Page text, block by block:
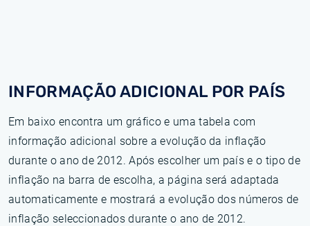
INFORMAÇÃO ADICIONAL POR PAÍS
Em baixo encontra um gráfico e uma tabela com
informação adicional sobre a evolução da inflação
durante o ano de 2012. Após escolher um país e o tipo de
inflação na barra de escolha, a página será adaptada
automaticamente e mostrará a evolução dos números de
inflação seleccionados durante o ano de 2012.